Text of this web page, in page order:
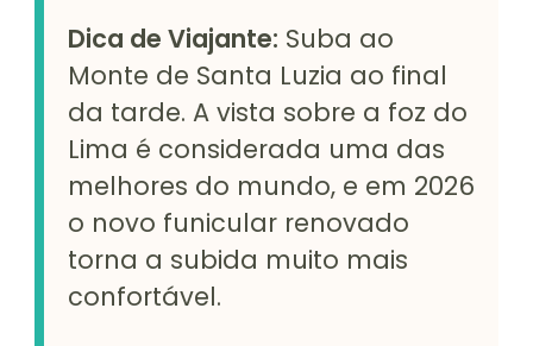
Dica de Viajante: Suba ao
Monte de Santa Luzia ao final
da tarde. A vista sobre a foz do
Lima é considerada uma das
melhores do mundo, e em 2026
o novo funicular renovado
torna a subida muito mais
confortável.